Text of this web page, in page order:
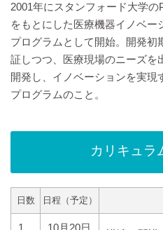
2001年にスタンフォード大学
をもとにした医療機器イノベ
プログラムとして開始。開発初
証しつつ、医療現場のニーズを
開発し、イノベーションを実現
プログラムのこと。
カリキュラ
日数 日程（予定）